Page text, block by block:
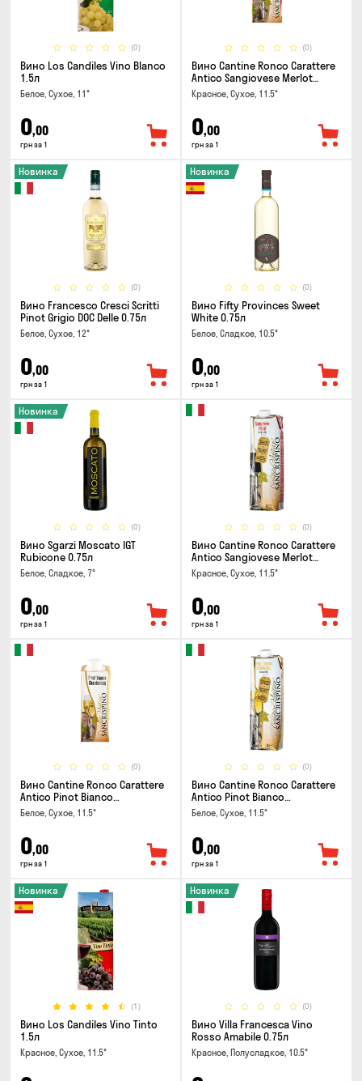
(0)
Вино Los Candiles Vino Blanco
1.5л
Белое, Сухое, 11°
0,00
грн за 1
(0)
Вино Cantine Ronco Carattere
Antico Sangiovese Merlot
Rubicone IGT 0.25л
Красное, Сухое, 11.5°
0,00
грн за 1
(0)
Новинка
Вино Francesco Cresci Scritti
Pinot Grigio DOC Delle 0.75л
Белое, Сухое, 12°
0,00
грн за 1
(0)
Новинка
Вино Fifty Provinces Sweet
White 0.75л
Белое, Сладкое, 10.5°
0,00
грн за 1
(0)
Новинка
Вино Sgarzi Moscato IGT
Rubicone 0.75л
Белое, Сладкое, 7°
0,00
грн за 1
(0)
Вино Cantine Ronco Carattere
Antico Sangiovese Merlot
Rubicone IGT 1л
Красное, Сухое, 11.5°
0,00
грн за 1
(0)
Вино Cantine Ronco Carattere
Antico Pinot Bianco
Chardonnay Rubicone IGT 0.25л
Белое, Сухое, 11.5°
0,00
грн за 1
(0)
Вино Cantine Ronco Carattere
Antico Pinot Bianco
Chardonnay Rubicone IGT 1л
Белое, Сухое, 11.5°
0,00
грн за 1
(1)
Новинка
Вино Los Candiles Vino Tinto
1.5л
Красное, Сухое, 11.5°
(0)
Новинка
Вино Villa Francesca Vino
Rosso Amabile 0.75л
Красное, Полусладкое, 10.5°